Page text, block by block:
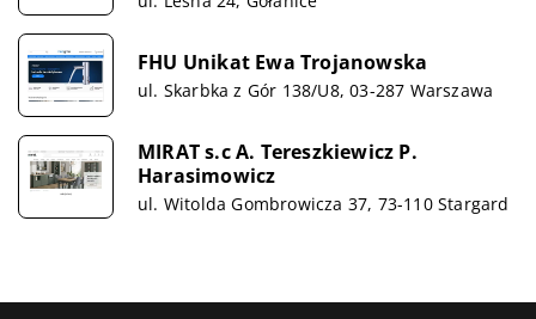
FHU Unikat Ewa Trojanowska
ul. Skarbka z Gór 138/U8, 03-287 Warszawa
MIRAT s.c A. Tereszkiewicz P.
Harasimowicz
ul. Witolda Gombrowicza 37, 73-110 Stargard